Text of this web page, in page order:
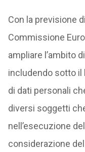
Con la previsione
Commissione
ampliare l’ambito
includendo sotto
di dati personali
diversi soggetti
nell’esecuzione
considerazione